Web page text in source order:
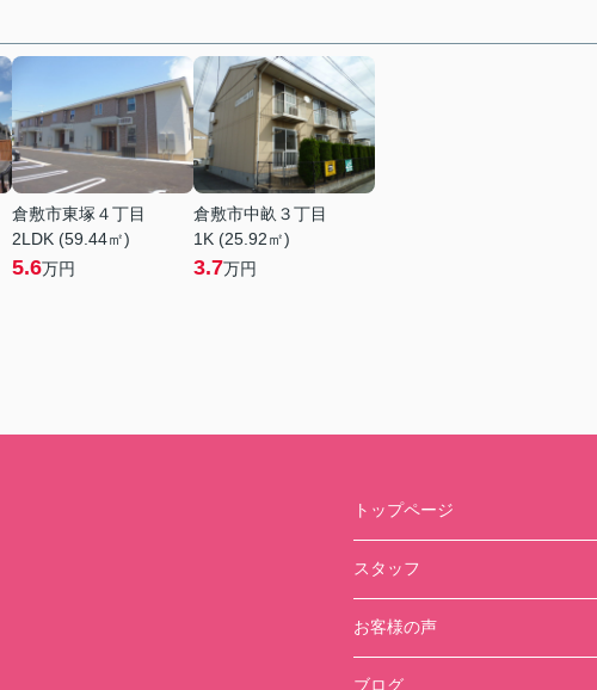
倉敷市東塚４丁目
2LDK (59.44㎡)
5.6万円
倉敷市中畝３丁目
1K (25.92㎡)
3.7万円
トップページ
スタッフ
お客様の声
ブログ